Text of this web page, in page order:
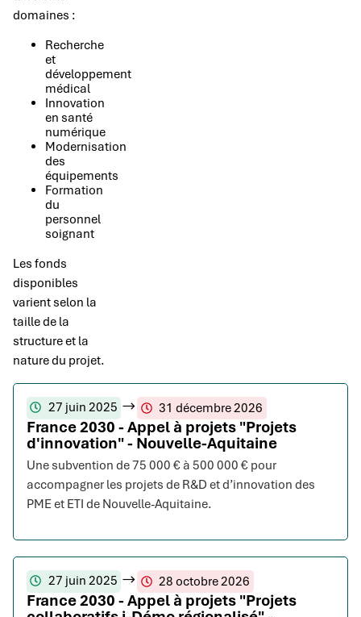
domaines :
Recherche
et
développement
médical
Innovation
en santé
numérique
Modernisation
des
équipements
Formation
du
personnel
soignant
Les fonds
disponibles
varient selon la
taille de la
structure et la
nature du projet.
27 juin 2025 31 décembre 2026
France 2030 - Appel à projets "Projets
d'innovation" - Nouvelle-Aquitaine
Une subvention de 75 000 € à 500 000 € pour
accompagner les projets de R&D et d’innovation des
PME et ETI de Nouvelle-Aquitaine.
27 juin 2025 28 octobre 2026
France 2030 - Appel à projets "Projets